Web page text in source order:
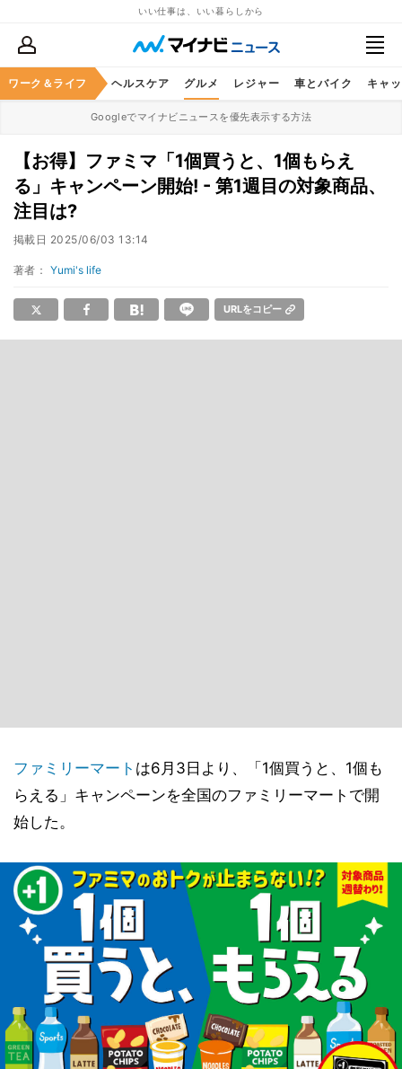
いい仕事は、いい暮らしから
ワーク＆ライフ
マネー 暮らし ヘルスケア グルメ レジャー 車とバイク キャ
Googleでマイナビニュースを優先表示する方法
【お得】ファミマ「1個買うと、1個もらえ
る」キャンペーン開始! - 第1週目の対象商品、
注目は?
掲載日 2025/06/03 13:14
著者： Yumi's life
URLをコピー
ファミリーマート は6月3日より、「1個買うと、1個も
らえる」キャンペーンを全国のファミリーマートで開
始した。